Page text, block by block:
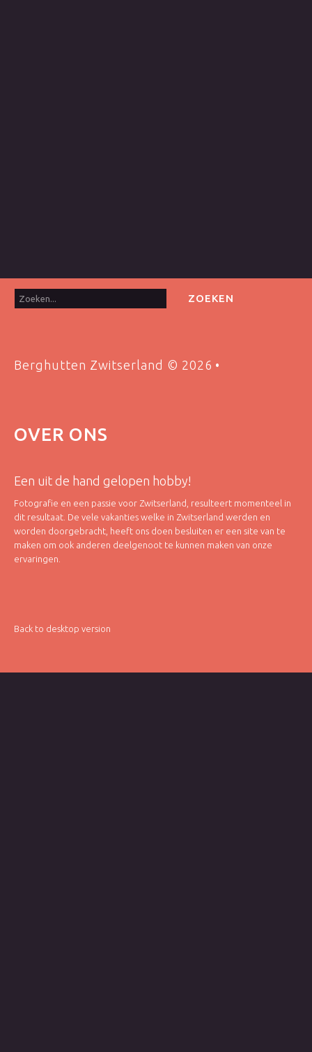
ZOEKEN
Berghutten Zwitserland © 2026
OVER ONS
Een uit de hand gelopen hobby!
Fotografie en een passie voor Zwitserland, resulteert momenteel in
dit resultaat. De vele vakanties welke in Zwitserland werden en
worden doorgebracht, heeft ons doen besluiten er een site van te
maken om ook anderen deelgenoot te kunnen maken van onze
ervaringen.
Back to desktop version